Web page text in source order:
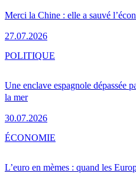
Merci la Chine : elle a sauvé
27.07.2026
Une enclave espagnole dépassée
la mer
30.07.2026
POLITIQUE
L’euro en mèmes : quand les
ÉCONOMIE